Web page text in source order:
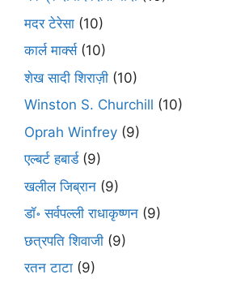
मदर टेरेसा (10)
कार्ल मार्क्स(10)
शेख सादी शिराज़ी (10)
Winston S. Churchill (10)
Oprah Winfrey (9)
एल्बर्ट हबार्ड(9)
खलील जिब्रान (9)
डॉ॰ सर्वपल्ली राधाकृष्णन (9)
छत्रपति शिवाजी (9)
रतन टाटा (9)